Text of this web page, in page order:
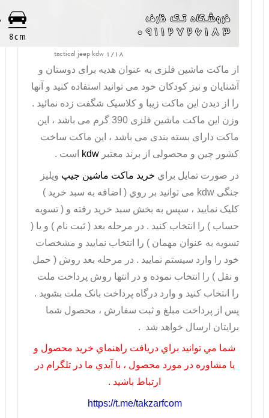
tactical jeep kdw 1/18
از ماکت ماشین فلزی به عنوان هدیه برای دوستان و
آشنایان و نیز کودکان خود می توانید استفاده کنید و آنها
را از دیدن این ماکت زیبا و کلاسیک شگفت زده نمائید .
وزن این ماکت ماشین فلزی 390 گرم می باشد ، این
ماکت دارای بسته بندی می باشد ، این ماکت ساخت
کشور چین و محصولی از برند معتبر kdw است .
در صورت تمايل براي خريد ماکت ماشین جیپ ویلیز
جنگی kdw می توانيد بر روي ( اضافه به سبد خريد )
کليک نماييد ، سپس به بخش سبد خريد رفته و ( تسويه
حساب ) را انتخاب کنيد . در مرحله بعد ( ثبت نام ) و يا (
تسويه به عنوان مهمان ) را انتخاب نماييد و مشخصات
خود را وارد سيستم نماييد . در مرحله بعد روش ( حمل
و نقل ) را انتخاب نموده و در انتها روش پرداخت ملت
را انتخاب کنيد و وارد درگاه پرداخت بانک ملت بشويد .
پس از پرداخت مبلغ و ثبت سفارش ، محصول شما
برايتان ارسال خواهد شد .
شما مي توانيد براي دريافت راهنماي خريد محصول و
يا مشاوره در مورد محصول ، با آيدي ما در تلگرام در
ارتباط باشيد .
https://t.me/takzarfcom